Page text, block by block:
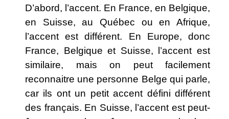
D’abord, l’accent. En France, en Belgique,
en Suisse, au Québec ou en Afrique,
l’accent est différent. En Europe, donc
France, Belgique et Suisse, l’accent est
similaire, mais on peut facilement
reconnaitre une personne Belge qui parle,
car ils ont un petit accent défini différent
des français. En Suisse, l’accent est peut-